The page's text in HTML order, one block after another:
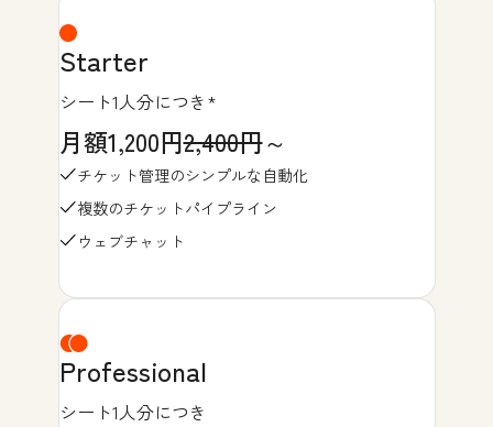
Starter
シート1人分につき*
月額1,200円2,400円～
チケット管理のシンプルな自動化
複数のチケットパイプライン
ウェブチャット
Professional
シート1人分につき